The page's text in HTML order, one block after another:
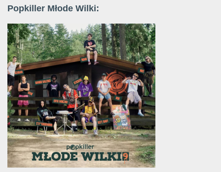
Popkiller Młode Wilki: